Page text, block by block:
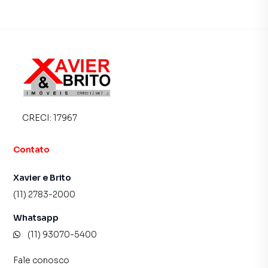
alugar seu imóvel muito mais rápido do que em imobiliárias
tradicionais. Já vendemos e locamos diversos imóveis em
São Paulo, especialmente em Jardim Vila Formosa. Isso
produzir campanhas específicas para São Paulo, o que
tendo como consequência uma maior chance de vender ou
proprietários e inquilinos.
CRECI: 17967
Contato
Xavier e Brito
(11) 2783-2000
Whatsapp
(11) 93070-5400
Fale conosco